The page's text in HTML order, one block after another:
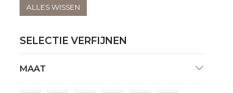
ALLES WISSEN
SELECTIE VERFIJNEN
MAAT